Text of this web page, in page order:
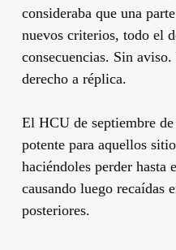
consideraba que una
nuevos criterios, todo el
consecuencias. Sin
derecho a réplica.
El HCU de septiembre
potente para aquellos
haciéndoles perder
causando luego recaídas
posteriores.